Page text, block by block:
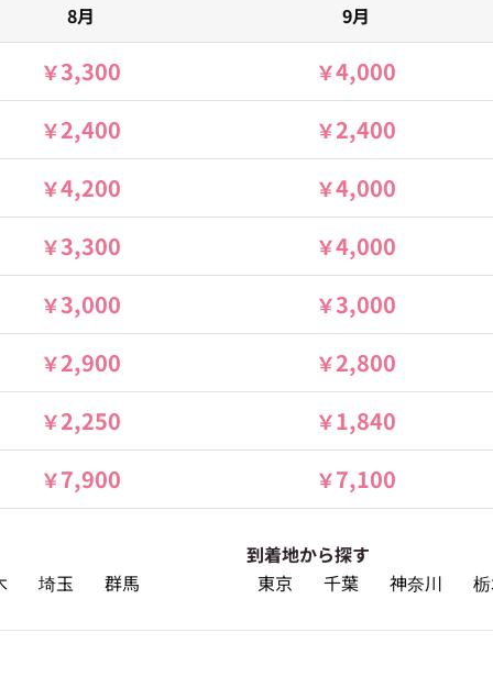
8月 9月
3,300
4,000
2,400
2,400
4,200
4,000
3,300
4,000
3,000
3,000
2,900
2,800
2,250
1,840
7,900
7,100
埼玉 群馬
到着地から探す
東京
千葉 神奈川